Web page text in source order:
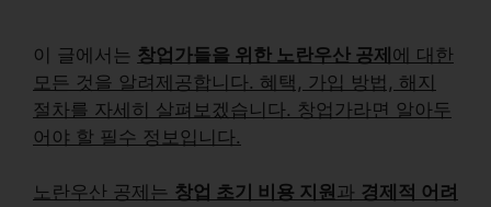
이 글에서는 창업가들을 위한 노란우산 공제에 대한
모든 것을 알려제공합니다. 혜택, 가입 방법, 해지
절차를 자세히 살펴보겠습니다. 창업가라면 알아두
어야 할 필수 정보입니다.
노란우산 공제는 창업 초기 비용 지원 과 경제적 어려